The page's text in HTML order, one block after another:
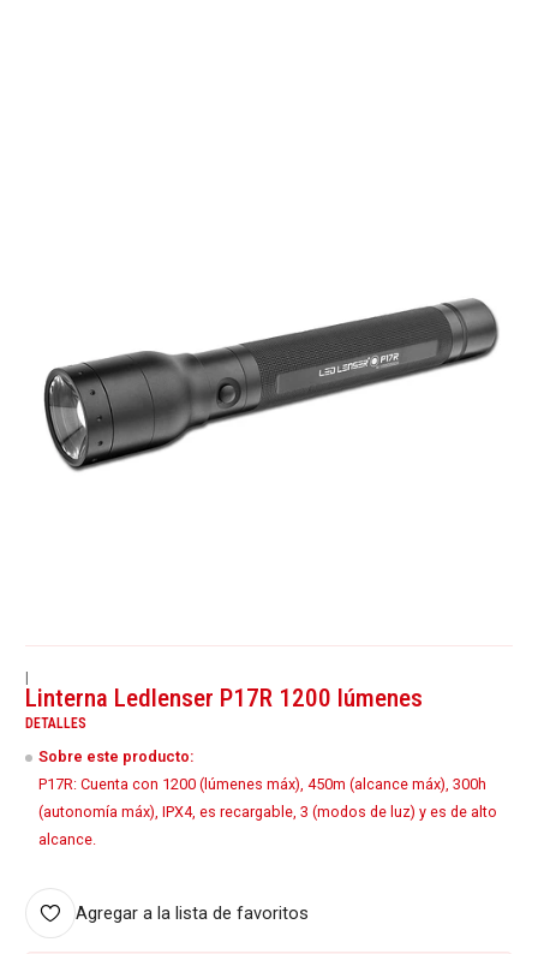
|
Linterna Ledlenser P17R 1200 lúmenes
DETALLES
Sobre este producto:
P17R: Cuenta con 1200 (lúmenes máx), 450m (alcance máx), 300h
(autonomía máx), IPX4, es recargable, 3 (modos de luz) y es de alto
alcance.
Agregar a la lista de favoritos